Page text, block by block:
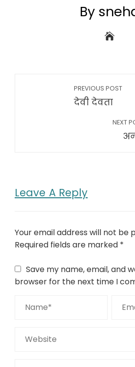
By
PREVIOUS POST
देवी देवता
NEXT
Leave A Reply
Your email address will not be
Required fields are marked *
Save my name, email, and
browser for the next time I